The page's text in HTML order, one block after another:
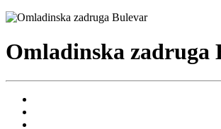
Omladinska zadruga